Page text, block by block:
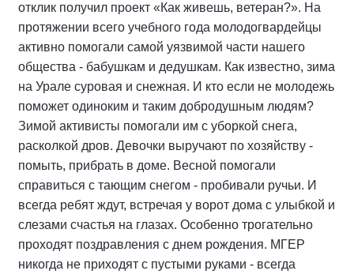
отклик получил проект «Как живешь, ветеран?». На
протяжении всего учебного года молодогвардейцы
активно помогали самой уязвимой части нашего
общества - бабушкам и дедушкам. Как известно, зима
на Урале суровая и снежная. И кто если не молодежь
поможет одиноким и таким добродушным людям?
Зимой активисты помогали им с уборкой снега,
расколкой дров. Девочки выручают по хозяйству -
помыть, прибрать в доме. Весной помогали
справиться с тающим снегом - пробивали ручьи. И
всегда ребят ждут, встречая у ворот дома с улыбкой и
слезами счастья на глазах. Особенно трогательно
проходят поздравления с днем рождения. МГЕР
никогда не приходят с пустыми руками - всегда